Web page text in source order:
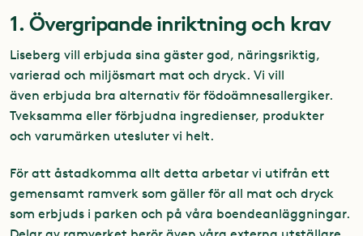
1. Övergripande inriktning och krav
Liseberg vill erbjuda sina gäster god, näringsriktig,
varierad och miljösmart mat och dryck. Vi vill
även erbjuda bra alternativ för födoämnesallergiker.
Tveksamma eller förbjudna ingredienser, produkter
och varumärken utesluter vi helt.
För att åstadkomma allt detta arbetar vi utifrån ett
gemensamt ramverk som gäller för all mat och dryck
som erbjuds i parken och på våra boendeanläggningar.